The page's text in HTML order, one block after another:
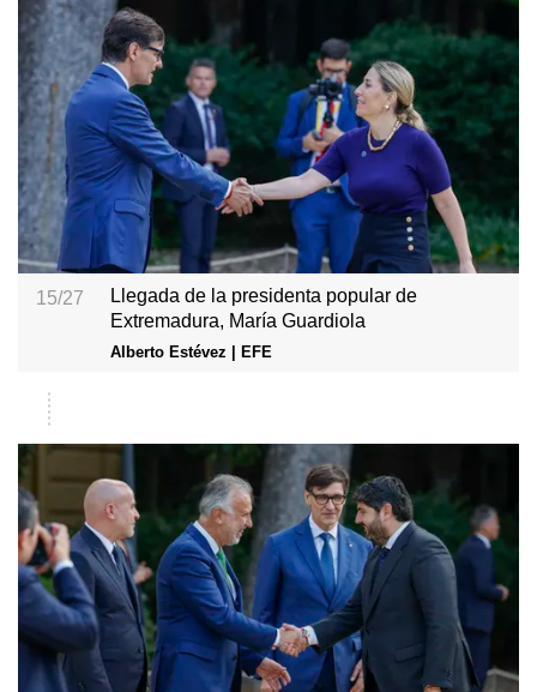
15/27
Llegada de la presidenta popular de
Extremadura, María Guardiola
Alberto Estévez | EFE